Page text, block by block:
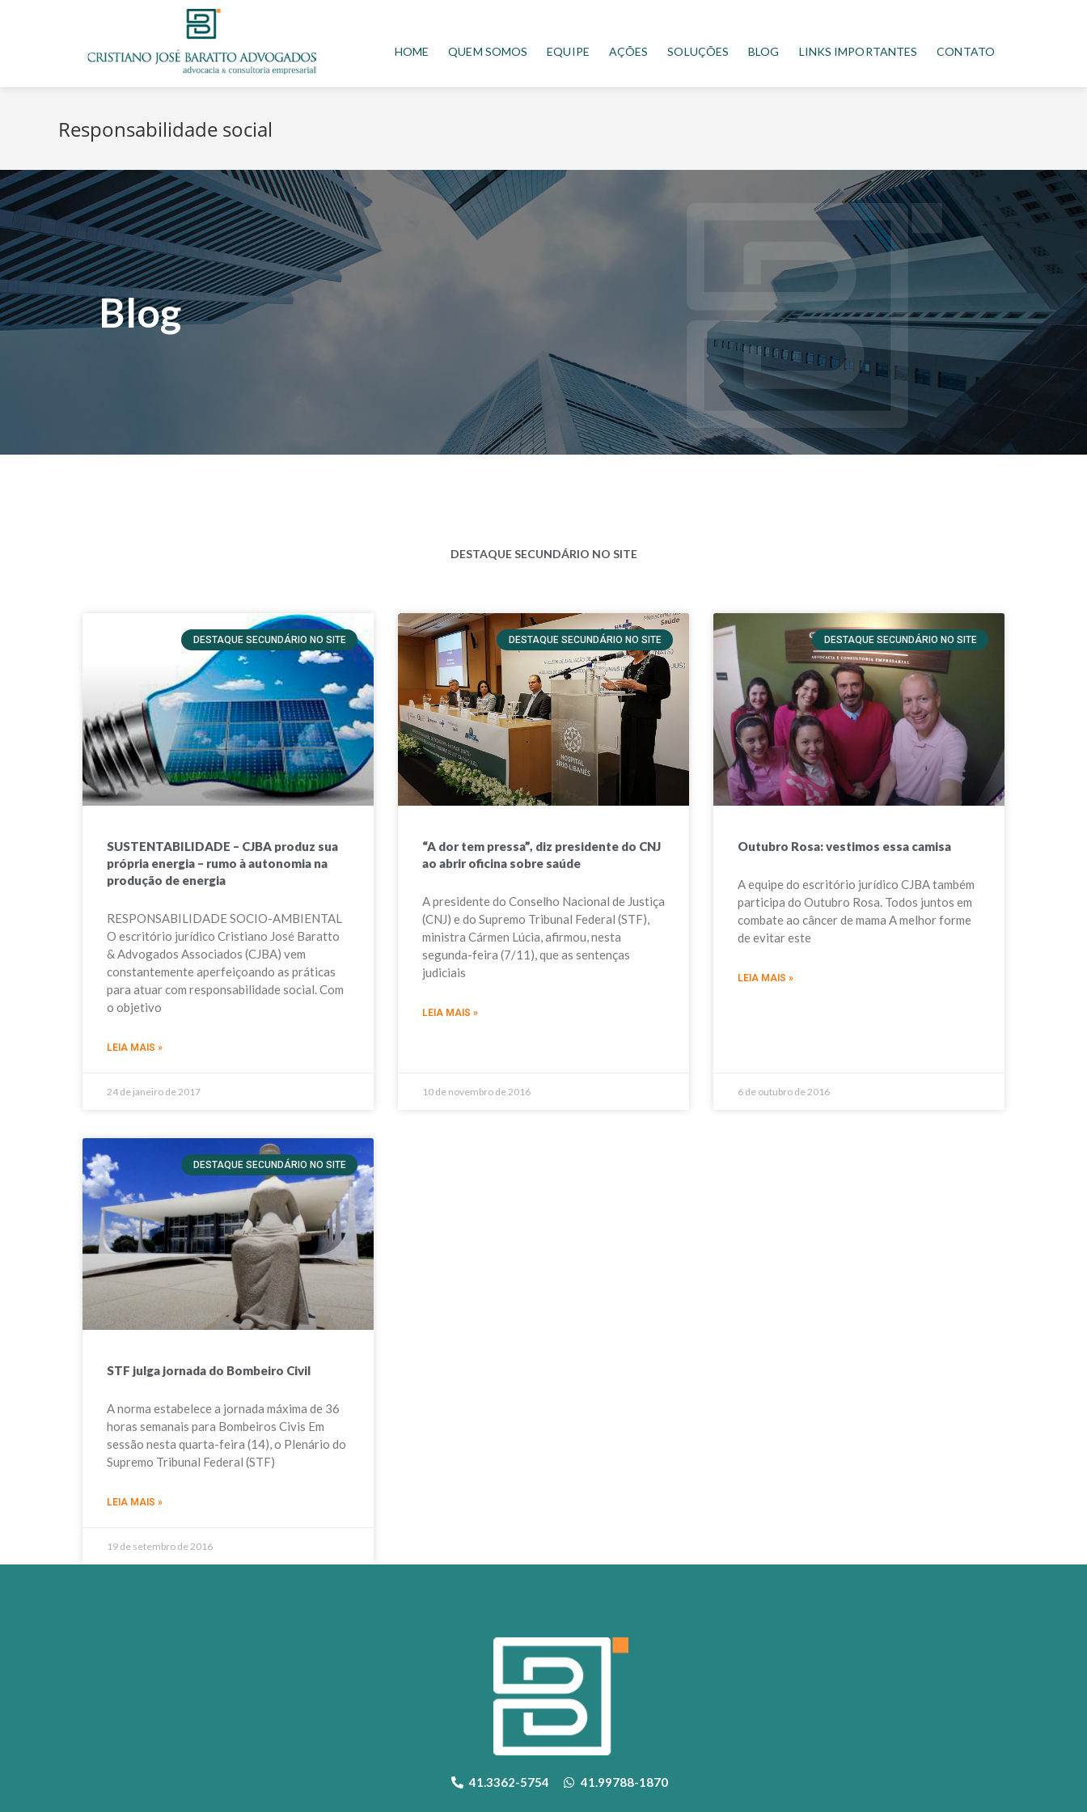
HOME QUEM SOMOS EQUIPE AÇÕES SOLUÇÕES BLOG LINKS IMPORTANTES CONTATO
Responsabilidade social
Blog
DESTAQUE SECUNDÁRIO NO SITE
DESTAQUE SECUNDÁRIO NO SITE
SUSTENTABILIDADE – CJBA produz sua
própria energia – rumo à autonomia na
produção de energia
RESPONSABILIDADE SOCIO-AMBIENTAL
O escritório jurídico Cristiano José Baratto
& Advogados Associados (CJBA) vem
constantemente aperfeiçoando as práticas
para atuar com responsabilidade social. Com
o objetivo
LEIA MAIS »
24 de janeiro de 2017
DESTAQUE SECUNDÁRIO NO SITE
“A dor tem pressa”, diz presidente do CNJ
ao abrir oficina sobre saúde
A presidente do Conselho Nacional de Justiça
(CNJ) e do Supremo Tribunal Federal (STF),
ministra Cármen Lúcia, afirmou, nesta
segunda-feira (7/11), que as sentenças
judiciais
LEIA MAIS »
10 de novembro de 2016
DESTAQUE SECUNDÁRIO NO SITE
Outubro Rosa: vestimos essa camisa
A equipe do escritório jurídico CJBA também
participa do Outubro Rosa. Todos juntos em
combate ao câncer de mama A melhor forme
de evitar este
LEIA MAIS »
6 de outubro de 2016
DESTAQUE SECUNDÁRIO NO SITE
STF julga jornada do Bombeiro Civil
A norma estabelece a jornada máxima de 36
horas semanais para Bombeiros Civis Em
sessão nesta quarta-feira (14), o Plenário do
Supremo Tribunal Federal (STF)
LEIA MAIS »
19 de setembro de 2016
41.3362-5754 41.99788-1870